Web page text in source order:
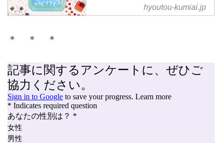
果実のおいしさを引き出す砂糖。
を使って手づくりを楽しめる氷砂
糖の世界、あなたものぞいてみま
hyoutou-kumiai.jp
＊ ＊ ＊